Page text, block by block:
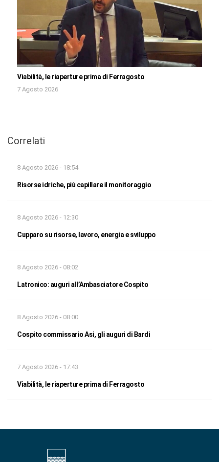
Viabilità, le riaperture prima di Ferragosto
7 Agosto 2026
Correlati
8 Agosto 2026 - 18:54
Risorse idriche, più capillare il monitoraggio
8 Agosto 2026 - 12:30
Cupparo su risorse, lavoro, energia e sviluppo
8 Agosto 2026 - 08:02
Latronico: auguri all’Ambasciatore Cospito
8 Agosto 2026 - 08:00
Cospito commissario Asi, gli auguri di Bardi
7 Agosto 2026 - 17:43
Viabilità, le riaperture prima di Ferragosto